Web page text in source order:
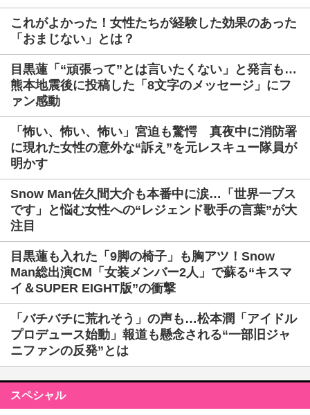
これがよかった！女性たちが経験した効果のあった
「おまじない」とは？
目黒蓮「“頑張って”とは言いたくない」と発言も…
熊本地震後に投稿した「8文字のメッセージ」にフ
ァン感動
「怖い、怖い、怖い」宮迫も驚愕 真夜中に消防署
に現れた女性の意外な“訴え”を元レスキュー隊員が
明かす
Snow Man佐久間大介も本番中に涙…「世界一ブス
です」と悩む女性への“レジェンド歌手の言葉”が大
注目
目黒蓮も入れた「9脚の椅子」も胸アツ！Snow
Man総出演CM「女装メンバー2人」で蘇る“キスマ
イ＆SUPER EIGHT版”の衝撃
「バチバチに荒れそう」の声も…松本潤「アイドル
プロデュース始動」報道も懸念される“一部旧ジャ
ニファンの反発”とは
スペシャル